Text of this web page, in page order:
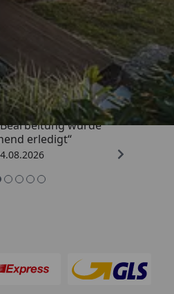
Shops
4,81/ 5
wurde
erledigt“